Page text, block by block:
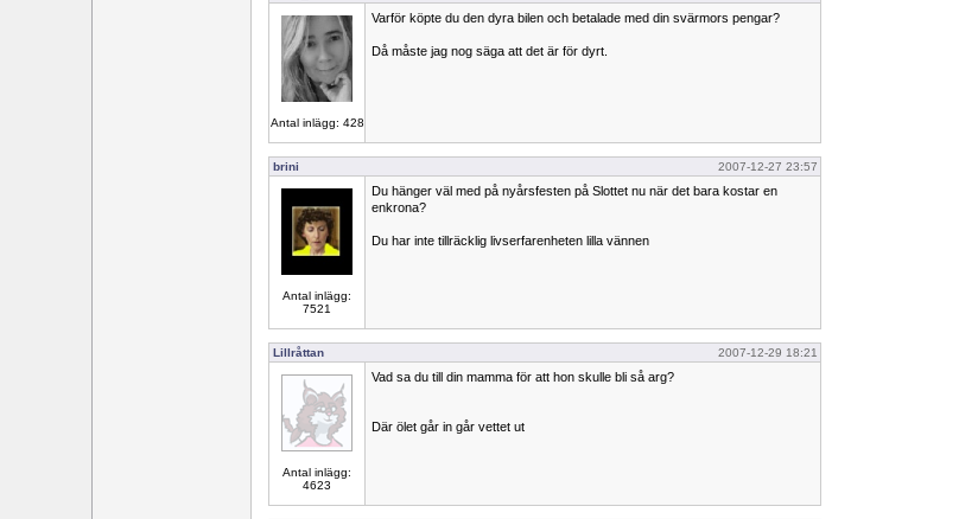
Antal inlägg: 428
Varför köpte du den dyra bilen och betalade med din svärmors pengar?
Då måste jag nog säga att det är för dyrt.
brini 2007-12-27 23:57
Antal inlägg:
7521
Du hänger väl med på nyårsfesten på Slottet nu när det bara kostar en
enkrona?
Du har inte tillräcklig livserfarenheten lilla vännen
Lillråttan 2007-12-29 18:21
Antal inlägg:
4623
Vad sa du till din mamma för att hon skulle bli så arg?
Där ölet går in går vettet ut